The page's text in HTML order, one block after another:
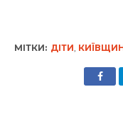
МІТКИ: ДІТИ,